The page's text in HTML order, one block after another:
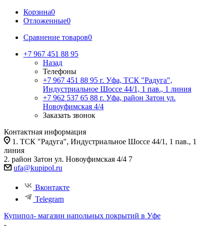
Корзина0
Отложенные0
Сравнение товаров0
+7 967 451 88 95
Назад
Телефоны
+7 967 451 88 95 г. Уфа, ТСК "Радуга",
Индустриальное Шоссе 44/1, 1 пав., 1 линия
+7 962 537 65 88 г. Уфа, район Затон ул.
Новоуфимская 4/4
Заказать звонок
Контактная информация
1. ТСК "Радуга", Индустриальное Шоссе 44/1, 1 пав., 1
линия
2. район Затон ул. Новоуфимская 4/4 7
ufa@kupipol.ru
Вконтакте
Telegram
Купипол- магазин напольных покрытий в Уфе
-